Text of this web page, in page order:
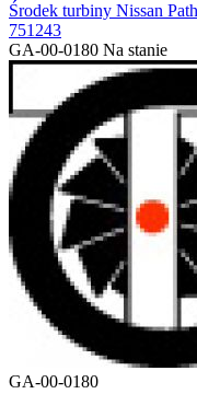
Środek turbiny Nissan
751243
GA-00-0180 Na stanie
GA-00-0180